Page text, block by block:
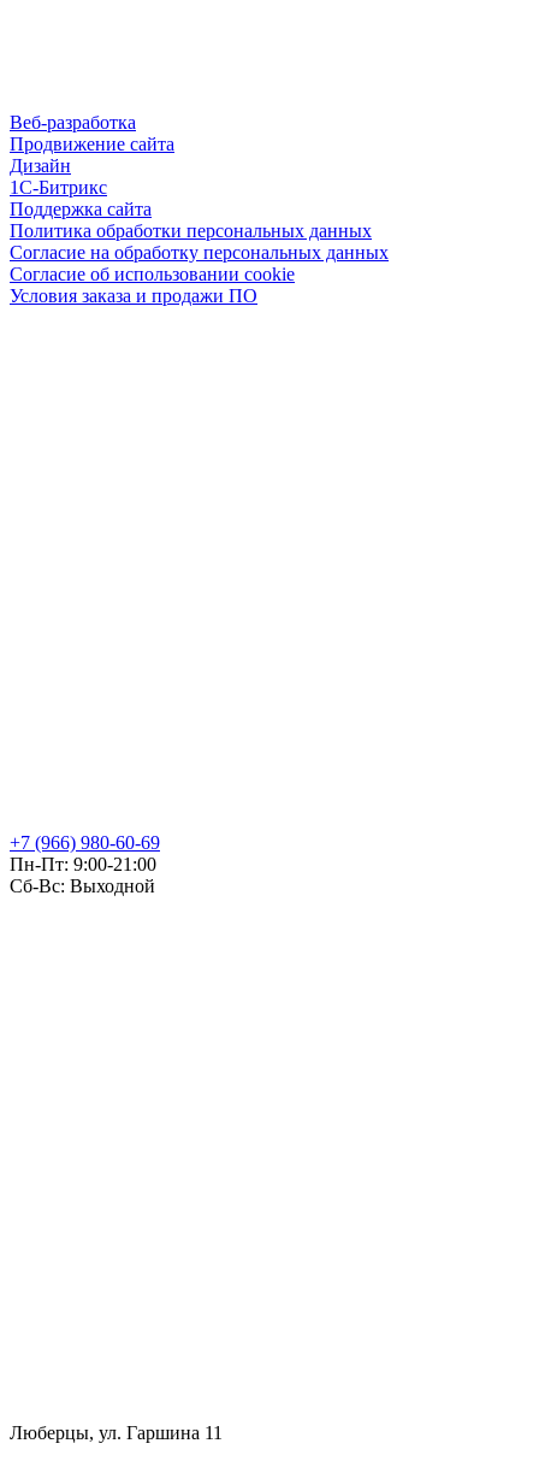
Веб-разработка
Продвижение сайта
Дизайн
1С-Битрикс
Поддержка сайта
Политика обработки персональных данных
Согласие на обработку персональных данных
Согласие об использовании cookie
Условия заказа и продажи ПО
+7 (966) 980-60-69
Пн-Пт: 9:00-21:00
Сб-Вс: Выходной
Люберцы, ул. Гаршина 11